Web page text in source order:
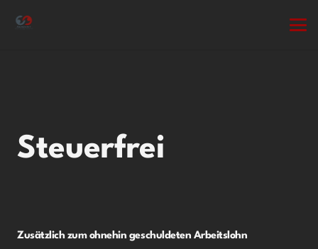
Steuerfrei
Zusätzlich zum ohnehin geschuldeten Arbeitslohn